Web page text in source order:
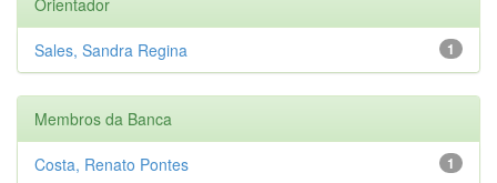
1
Sales, Sandra Regina
Membros da Banca
1
Costa, Renato Pontes